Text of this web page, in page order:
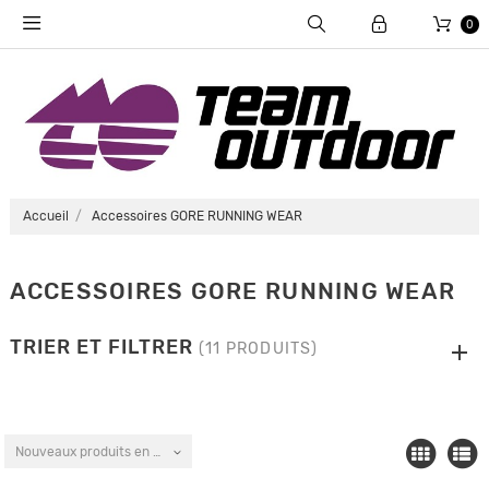
0
Accueil Accessoires GORE RUNNING WEAR
ACCESSOIRES GORE RUNNING WEAR
TRIER ET FILTRER (11 PRODUITS)
Nouveaux produits en premier